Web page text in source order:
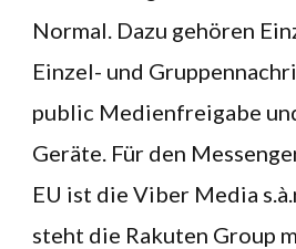
Normal. Dazu gehören
Einzel- und
public Medienfreigabe
Geräte. Für den
EU ist die Viber Media
steht die Rakuten Group